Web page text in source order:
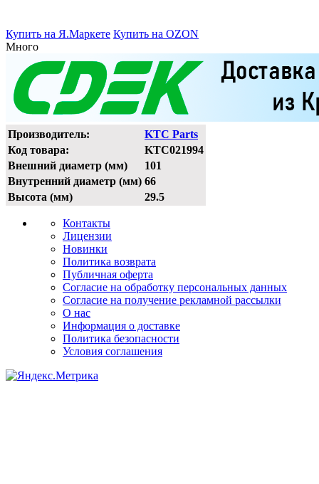
Купить на Я.Маркете Купить на OZON
Много
Производитель:
KTC Parts
Код товара:
KTC021994
Внешний диаметр (мм)
101
Внутренний диаметр (мм) 66
Высота (мм)
29.5
Контакты
Лицензии
Новинки
Политика возврата
Публичная оферта
Согласие на обработку персональных данных
Согласие на получение рекламной рассылки
О нас
Информация о доставке
Политика безопасности
Условия соглашения